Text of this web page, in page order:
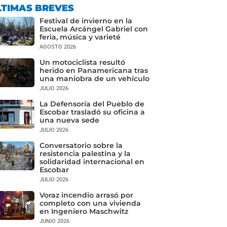
BREVES
Festival de invierno en la
Escuela Arcángel Gabriel con
feria, música y varieté
AGOSTO 2026
Un motociclista resultó
herido en Panamericana tras
una maniobra de un vehículo
JULIO 2026
La Defensoría del Pueblo de
Escobar trasladó su oficina a
una nueva sede
JULIO 2026
Conversatorio sobre la
resistencia palestina y la
solidaridad internacional en
Escobar
JULIO 2026
Voraz incendio arrasó por
completo con una vivienda
en Ingeniero Maschwitz
JUNIO 2026